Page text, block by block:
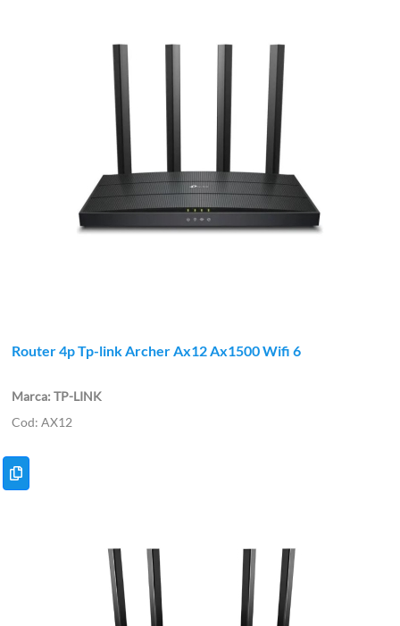
Router 4p Tp-link Archer Ax12 Ax1500 Wifi 6
TP-LINK
AX12